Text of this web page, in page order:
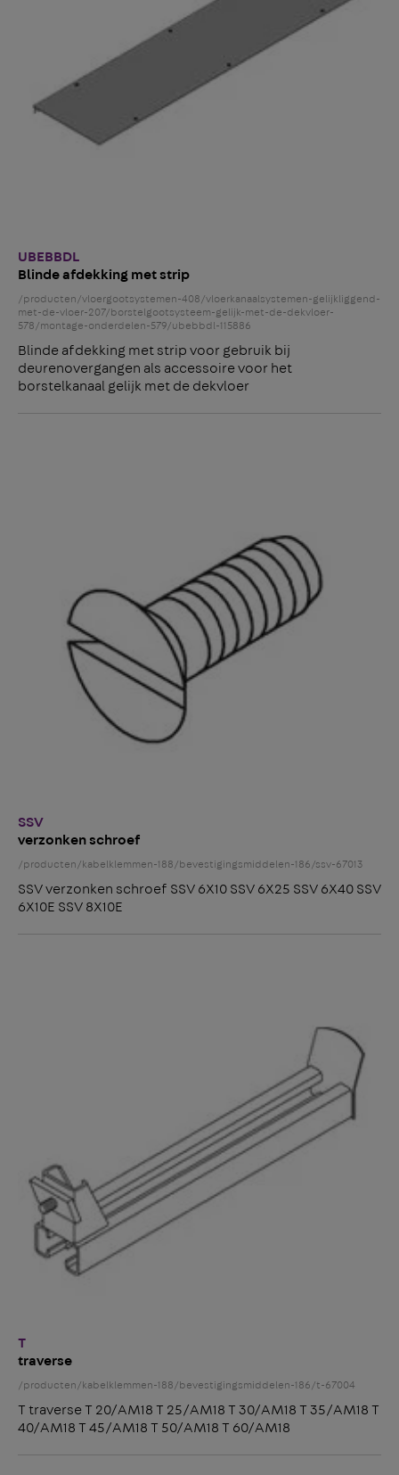
UBEBBDL
Blinde afdekking met strip
/producten/vloergootsystemen-408/vloerkanaalsystemen-gelijkliggend-
met-de-vloer-207/borstelgootsysteem-gelijk-met-de-dekvloer-
578/montage-onderdelen-579/ubebbdl-115886
Blinde afdekking met strip voor gebruik bij
deurenovergangen als accessoire voor het
borstelkanaal gelijk met de dekvloer
SSV
verzonken schroef
/producten/kabelklemmen-188/bevestigingsmiddelen-186/ssv-67013
SSV verzonken schroef SSV 6X10 SSV 6X25 SSV 6X40 SSV
6X10E SSV 8X10E
T
traverse
/producten/kabelklemmen-188/bevestigingsmiddelen-186/t-67004
T traverse T 20/AM18 T 25/AM18 T 30/AM18 T 35/AM18 T
40/AM18 T 45/AM18 T 50/AM18 T 60/AM18